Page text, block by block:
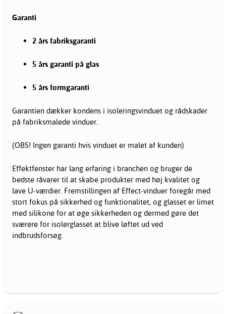
Garanti
2 års fabriksgaranti
5 års garanti på glas
5 års formgaranti
Garantien dækker kondens i isoleringsvinduet og rådskader
på fabriksmalede vinduer.
(OBS! Ingen garanti hvis vinduet er malet af kunden)
Effektfenster har lang erfaring i branchen og bruger de
bedste råvarer til at skabe produkter med høj kvalitet og
lave U-værdier. Fremstillingen af Effect-vinduer foregår med
stort fokus på sikkerhed og funktionalitet, og glasset er limet
med silikone for at øge sikkerheden og dermed gøre det
sværere for isolerglasset at blive løftet ud ved
indbrudsforsøg.